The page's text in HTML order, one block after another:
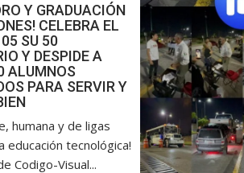
Y GRADUACIÓN
CELEBRA EL
SU 50
Y DESPIDE A
ALUMNOS
PARA SERVIR Y
humana y de ligas
educación tecnológica!
Codigo-Visual...